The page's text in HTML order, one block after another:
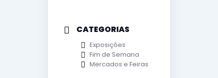
CATEGORIAS
Exposições
Fim de Semana
Mercados e Feiras